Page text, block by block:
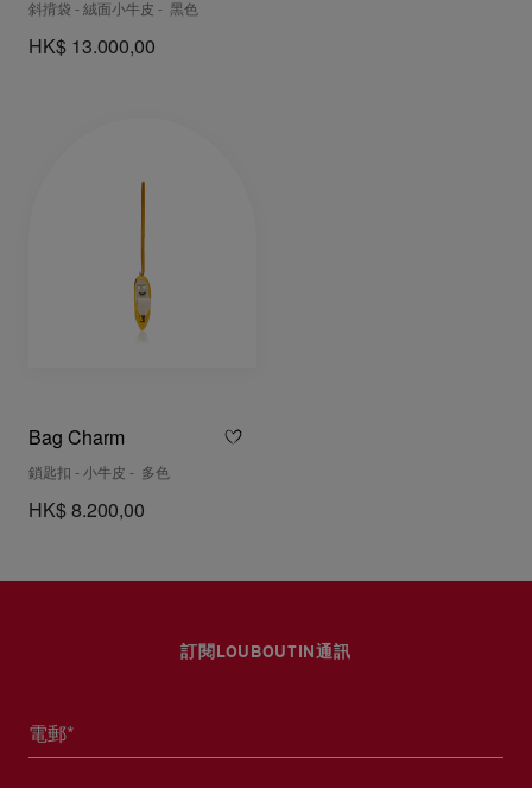
斜揹袋 - 絨面小牛皮 - 黑色
HK$ 13.000,00
Bag Charm
鎖匙扣 - 小牛皮 - 多色
HK$ 8.200,00
訂閱LOUBOUTIN通訊
電郵*